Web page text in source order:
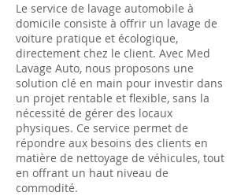
Le service de lavage automobile à
domicile consiste à offrir un lavage de
voiture pratique et écologique,
directement chez le client. Avec Med
Lavage Auto, nous proposons une
solution clé en main pour investir dans
un projet rentable et flexible, sans la
nécessité de gérer des locaux
physiques. Ce service permet de
répondre aux besoins des clients en
matière de nettoyage de véhicules, tout
en offrant un haut niveau de
commodité.